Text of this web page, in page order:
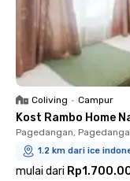
Coliving • Campur
Kost Rambo Home
Pagedangan,
1.2 km dari ice
mulai dari